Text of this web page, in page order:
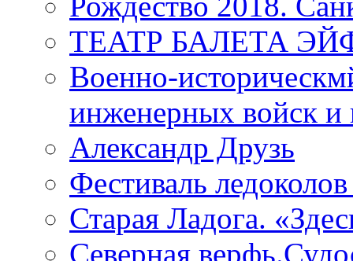
ТЕАТР БАЛЕТА
Военно-
инженерных войск и
Александр Друзь
Фестиваль
Старая Ладога.
Северная